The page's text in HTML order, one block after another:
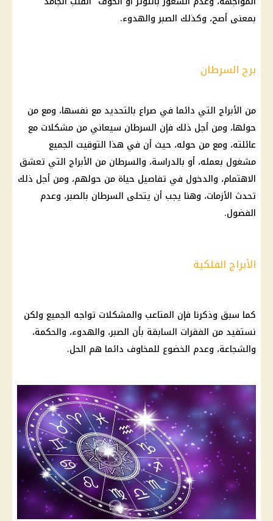
بمعنى أصح، وكذلك الصبر والهدوء.
برج السرطان
من الأبراج التي دائما في صراع بالتحديد مع نفسها، ومع من
حولها، ومن أجل ذلك فإن السرطان سيعاني من مشكلات مع
عائلته، ومع من حوله، حيث أن في هذا التوقيت الجميع
مشغول بعمله، أو بالدراسة، والسرطان من الأبراج التي تعشق
الاهتمام، والدخول في تفاصيل حياة من حولهم، ومن أجل ذلك
تحدث الأزمات، وهنا يجب أن يتحلى السرطان بالصبر، وعدم
الفضول.
الأبراج الفلكية
كما سبق وذكرنا فإن المتاعب والمشكلات تواجه الجميع ولكن
نستفيد من الفقرات السابقة بأن الصبر، والهدوء، والحكمة،
والشجاعة، وعدم الخضوع للمخاوف دائما هم الحل.